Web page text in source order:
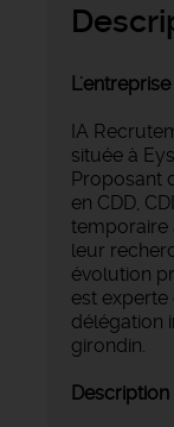
L'entreprise
IA
située à
Proposant
en CDD,
temporaire
leur
évolution
est
délégation
girondin.